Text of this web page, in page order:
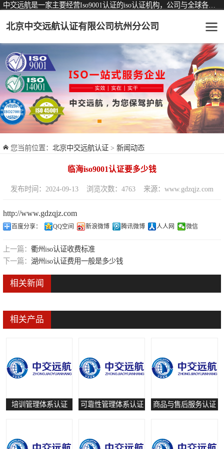
北京中交远航认证有限公司杭州分公司
您当前位置： 北京中交远航认证 > 新闻动态
临海iso9001认证要多少钱
发布时间：2024-09-13 浏览次数：4763 来源：www.gdzqjz.com
http://www.gdzqjz.com
百度分享： QQ空间 新浪微博 腾讯微博 人人网 微信
上一篇： 衢州iso认证收费标准
下一篇： 湖州iso认证费用一般是多少钱
相关新闻
相关产品
培训管理体系认证 可靠性管理体系认证 商品与售后服务认证
认证服务 可从事认证业务一览表
ISO9001质量管理体系认证
ISO14001环境管理体系认证
ISO45001职业健康安全管理体系认证
交通运输服务认证
ISO27001信息安全管理体系认证
培训管理体系认证